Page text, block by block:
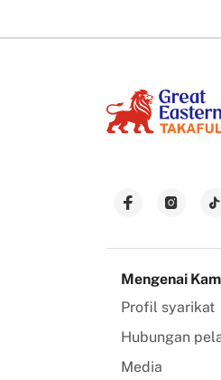
Mengenai
Profil syarikat
Hubungan
Media